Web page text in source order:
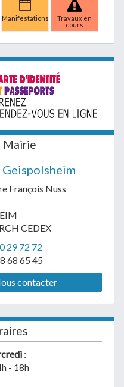
Manifestations
Travaux en
cours
Mairie
François Nuss
CEDEX
29 72 72
68 65 45
contacter
:
- 18h